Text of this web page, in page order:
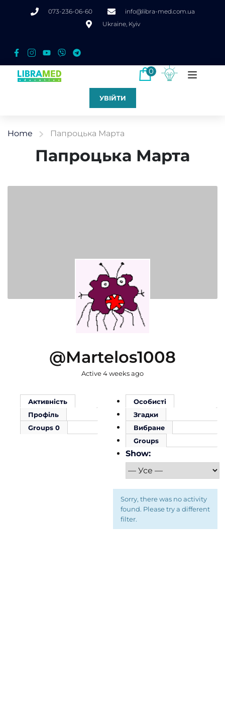
073-236-06-60
info@libra-med.com.ua
Ukraine, Kyiv
0
УВІЙТИ
Home Папроцька Марта
Папроцька Марта
@martelos1008
Active 4 weeks ago
Активність
Профіль
Groups 0
Особисті
Згадки
Вибране
Groups
Show:
Sorry, there was no activity
found. Please try a different
filter.